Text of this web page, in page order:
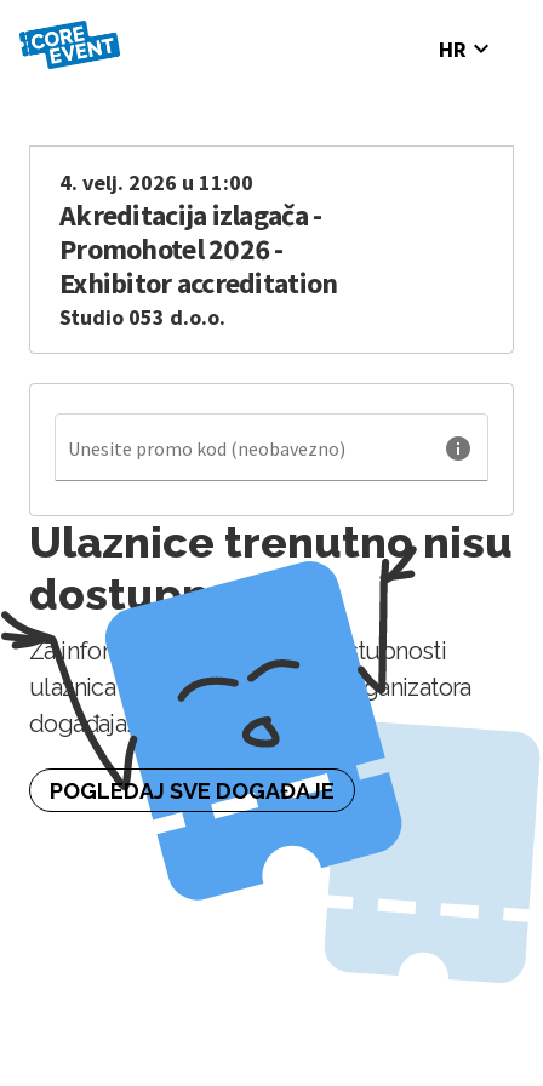
HR expand_more
4. velj. 2026 u 11:00
Akreditacija izlagača -
Promohotel 2026 -
Exhibitor accreditation
Studio 053 d.o.o.
Unesite promo kod (neobavezno) info
Ulaznice trenutno nisu
dostupne
Za informaciju o naknadnoj dostupnosti
ulaznica molimo kontaktirajte organizatora
događaja.
POGLEDAJ SVE DOGAĐAJE